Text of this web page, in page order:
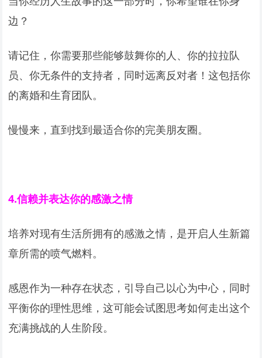
边？
请记住，你需要那些能够鼓舞你的人、你的拉拉队
员、你无条件的支持者，同时远离反对者！这包括你
的离婚和生育团队。
慢慢来，直到找到最适合你的完美朋友圈。
4.信赖并表达你的感激之情
培养对现有生活所拥有的感激之情，是开启人生新篇
章所需的喷气燃料。
感恩作为一种存在状态，引导自己以心为中心，同时
平衡你的理性思维，这可能会试图思考如何走出这个
充满挑战的人生阶段。